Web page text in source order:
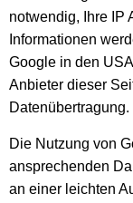
notwendig, Ihre IP
Informationen
Google in den
Anbieter dieser
Datenübertragung.
Die Nutzung von
ansprechenden
an einer leichten